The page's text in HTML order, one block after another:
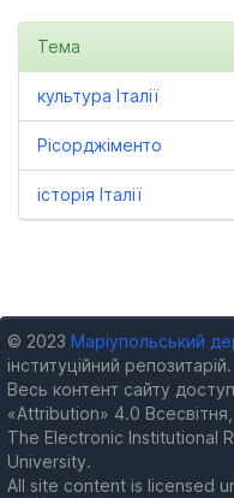
Тема
культура Італії
Рісорджіменто
історія Італії
© 2023 Маріупольський
інституційний репозитарій.
Весь контент сайту
«Attribution» 4.0
The Electronic Institutional
University.
All site content is licensed